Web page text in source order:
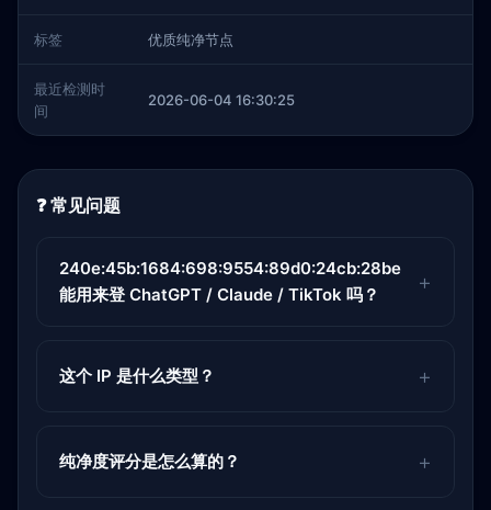
标签 优质纯净节点
最近检测时
间
2026-06-04 16:30:25
❓ 常见问题
240e:45b:1684:698:9554:89d0:24cb:28be
能用来登 ChatGPT / Claude / TikTok 吗？
这个 IP 是什么类型？
纯净度评分是怎么算的？